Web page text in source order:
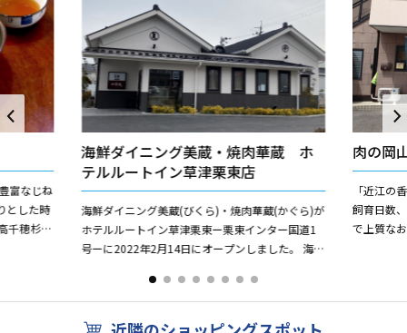
富なじね
とした時
千穂杉で
海鮮ダイニング美蔵・焼肉華蔵 ホ
テルルートイン草津栗東店
海鮮ダイニング美蔵(びくら)・焼肉華蔵(かぐら)が
ホテルルートイン草津栗東ー栗東インター国道1
号ーに2022年2月14日にオープンしました。 海鮮
肉の岡
「近江の
飼育日数
で上質な